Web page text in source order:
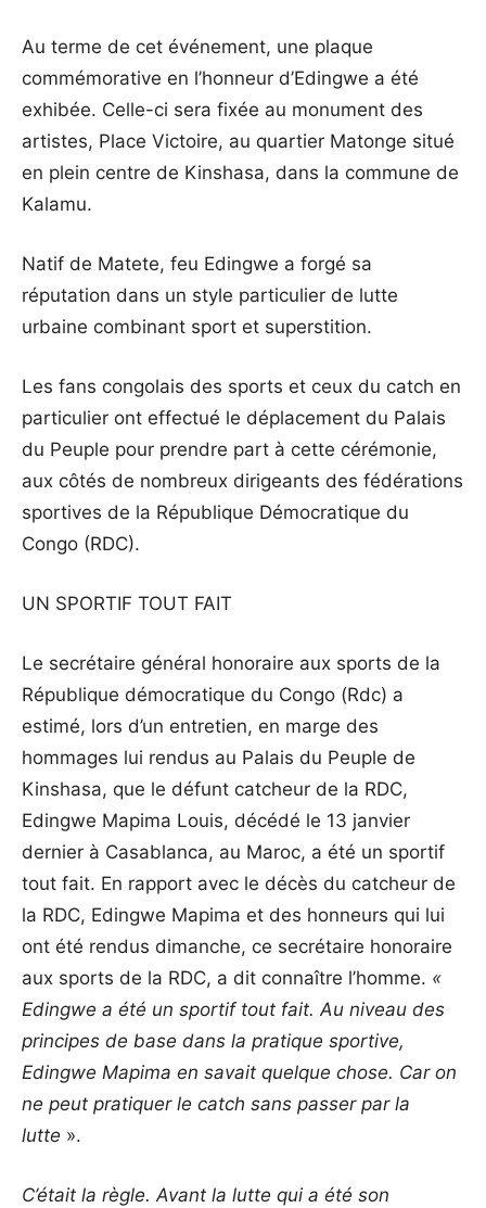
Au terme de cet événement, une plaque
commémorative en l’honneur d’Edingwe a été
exhibée. Celle-ci sera fixée au monument des
artistes, Place Victoire, au quartier Matonge situé
en plein centre de Kinshasa, dans la commune de
Kalamu.
Natif de Matete, feu Edingwe a forgé sa
réputation dans un style particulier de lutte
urbaine combinant sport et superstition.
Les fans congolais des sports et ceux du catch en
particulier ont effectué le déplacement du Palais
du Peuple pour prendre part à cette cérémonie,
aux côtés de nombreux dirigeants des fédérations
sportives de la République Démocratique du
Congo (RDC).
UN SPORTIF TOUT FAIT
Le secrétaire général honoraire aux sports de la
République démocratique du Congo (Rdc) a
estimé, lors d’un entretien, en marge des
hommages lui rendus au Palais du Peuple de
Kinshasa, que le défunt catcheur de la RDC,
Edingwe Mapima Louis, décédé le 13 janvier
dernier à Casablanca, au Maroc, a été un sportif
tout fait. En rapport avec le décès du catcheur de
la RDC, Edingwe Mapima et des honneurs qui lui
ont été rendus dimanche, ce secrétaire honoraire
aux sports de la RDC, a dit connaître l’homme. «
Edingwe a été un sportif tout fait. Au niveau des
principes de base dans la pratique sportive,
Edingwe Mapima en savait quelque chose. Car on
ne peut pratiquer le catch sans passer par la
lutte ».
C’était la règle. Avant la lutte qui a été son